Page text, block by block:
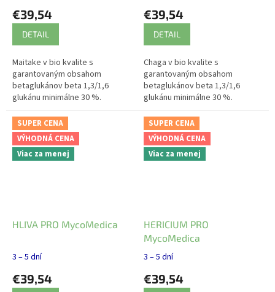
€39,54
DETAIL
Maitake v bio kvalite s
garantovaným obsahom
betaglukánov beta 1,3/1,6
glukánu minimálne 30 %.
Slezina, žalúdok, metabolizmus,
harmonizácia.
€39,54
DETAIL
Chaga v bio kvalite s
garantovaným obsahom
betaglukánov beta 1,3/1,6
glukánu minimálne 30 %.
Vitamíny, minerály, stopové
prvky, aminokyseliny.
SUPER CENA
VÝHODNÁ CENA
Viac za menej
HLIVA PRO MycoMedica
3 – 5 dní
€39,54
SUPER CENA
VÝHODNÁ CENA
Viac za menej
HERICIUM PRO
MycoMedica
3 – 5 dní
€39,54